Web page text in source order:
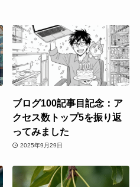
ブログ100記事目記念：ア
クセス数トップ5を振り返
ってみました
2025年9月29日